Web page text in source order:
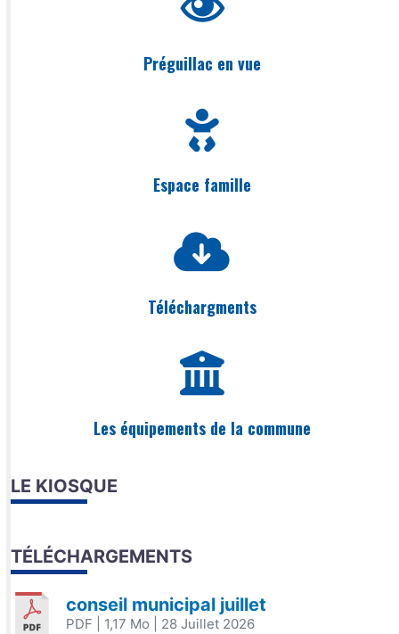
Préguillac en vue
Espace famille
Téléchargments
Les équipements de la commune
LE KIOSQUE
TÉLÉCHARGEMENTS
conseil municipal juillet
PDF | 1,17 Mo | 28 Juillet 2026